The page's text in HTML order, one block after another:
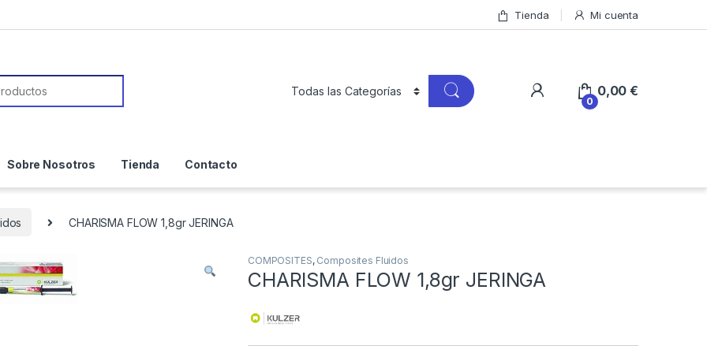
Tienda Mi cuenta
0
0,00€
Sobre Nosotros Tienda Contacto
CHARISMA FLOW 1,8gr JERINGA
COMPOSITES, Composites Fluidos
CHARISMA FLOW 1,8gr JERINGA